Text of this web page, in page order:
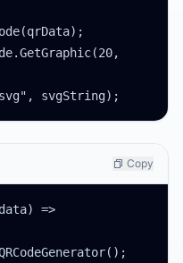
svgString);
Copy
=>